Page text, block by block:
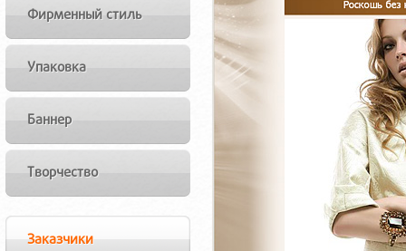
Фирменный стиль
Упаковка
Баннер
Творчество
Заказчики